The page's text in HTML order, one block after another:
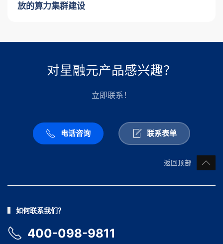
放的算力集群建设
对星融元产品感兴趣？
立即联系！
电话咨询 联系表单
返回顶部
如何联系我们？
400-098-9811